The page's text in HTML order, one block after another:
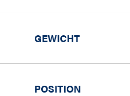
GEWICHT
POSITION